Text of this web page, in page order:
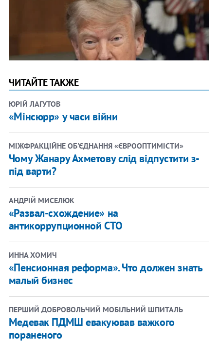
ЧИТАЙТЕ ТАКЖЕ
ЮРІЙ ЛАГУТОВ
«Мінсюрр» у часи війни
МІЖФРАКЦІЙНЕ ОБ'ЄДНАННЯ «ЄВРООПТИМІСТИ»
Чому Жанару Ахметову слід відпустити з-
під варти?
АНДРІЙ МИСЕЛЮК
«Развал-схождение» на
антикоррупционной СТО
ИННА ХОМИЧ
«Пенсионная реформа». Что должен знать
малый бизнес
ПЕРШИЙ ДОБРОВОЛЬЧИЙ МОБІЛЬНИЙ ШПИТАЛЬ
Медевак ПДМШ евакуював важкого
пораненого